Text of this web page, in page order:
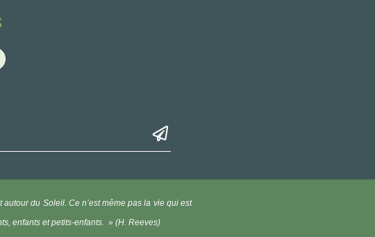
du Soleil. Ce n’est même pas la vie qui est
enfants et petits-enfants. » (H. Reeves)